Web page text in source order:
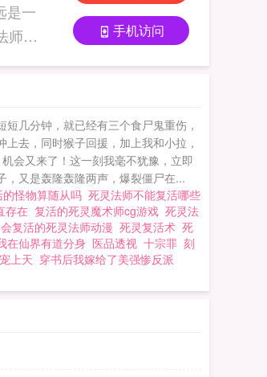
是一
师、
个天
头。
便是
钱的
手机访问
几分钟，就已经有三个食尸鬼重伤，
去，同时猴子回援，加上我和小拉，
会又来了！这一刻我毫不犹豫，立即
又是轰隆轰隆两声，爆裂僵尸在...
怪物算随从吗 死灵法师不能复活哪些
存在 复活的死灵魔术师cg游戏 死灵法
会复活的死灵法师动漫 死灵复活术 死
在仙界有道分身 医品透视 十宗罪 刻
上天 穿书后我嫁给了美强惨反派